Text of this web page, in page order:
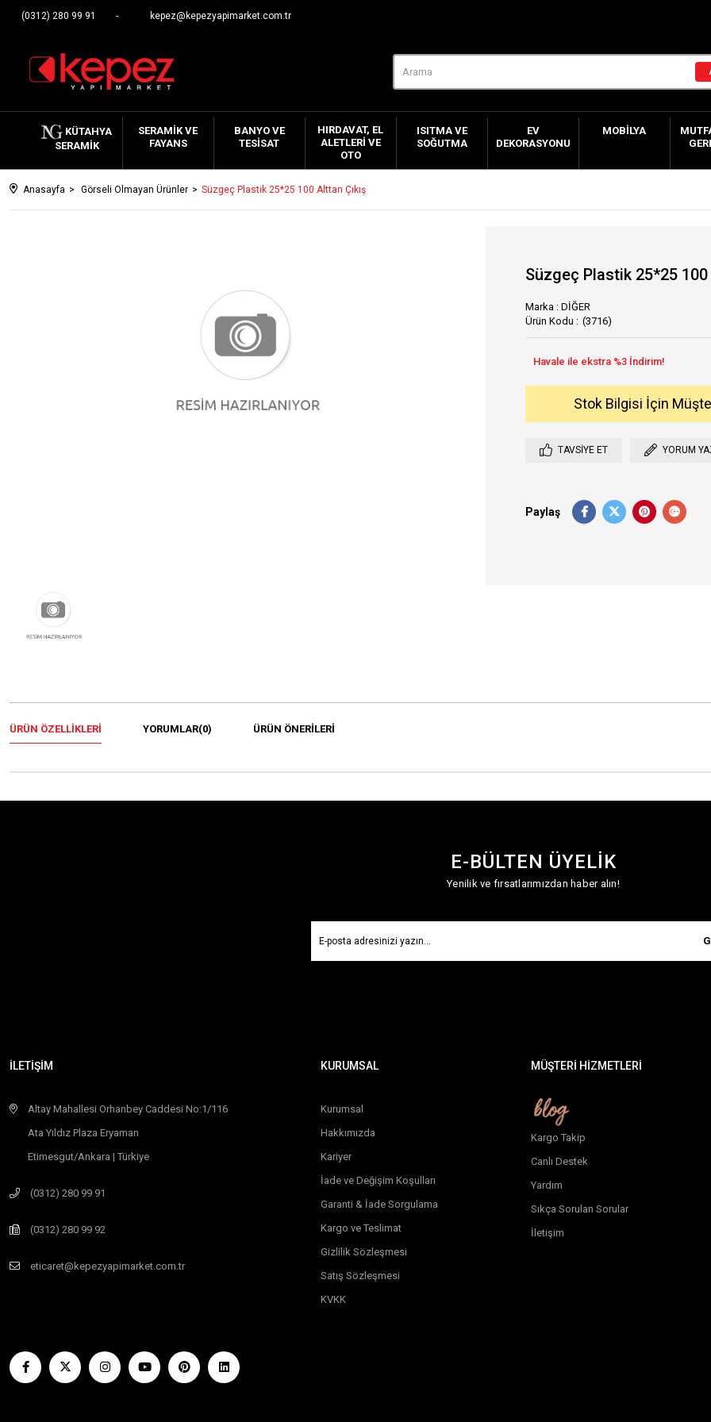
(0312) 280 99 91 kepez@kepezyapimarket.com.tr
KÜTAHYA
SERAMIK
SERAMIK VE
FAYANS
BANYO VE
TESISAT
HIRDAVAT, EL
ALETLERI VE
OTO
ISITMA VE
SOĞUTMA
EV
DEKORASYONU
MOBILYA
Anasayfa Görseli Olmayan Ürünler Süzgeç Plastik 25*25 100 Alttan Çıkış
Süzgeç Plastik 25*25 100
Marka : DİĞER
(3716)
Stok Bilgisi İçin
TAVSIYE ET YORUM
Paylaş
ÜRÜN ÖZELLIKLERI YORUMLAR(0) ÜRÜN ÖNERILERI
E-BÜLTEN ÜYELİK
Yenilik ve fırsatlarımızdan haber alın!
İLETİŞİM
Altay Mahallesi Orhanbey Caddesi No:1/116
Ata Yıldız Plaza Eryaman
Etimesgut/Ankara | Türkiye
(0312) 280 99 91
(0312) 280 99 92
eticaret@kepezyapimarket.com.tr
KURUMSAL
Kurumsal
Hakkımızda
Kariyer
İade ve Değişim Koşulları
Garanti & İade Sorgulama
Kargo ve Teslimat
Gizlilik Sözleşmesi
Satış Sözleşmesi
KVKK
MÜŞTERİ HİZMETLERİ
Kargo Takip
Canlı Destek
Yardım
Sıkça Sorulan Sorular
İletişim